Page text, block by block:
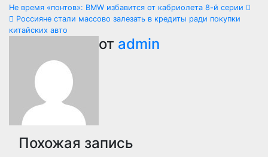
Навигация
по
записям
Не время «понтов»: BMW избавится от кабриолета 8-й серии
Россияне стали массово залезать в кредиты ради покупки
китайских авто
от admin
Похожая запись